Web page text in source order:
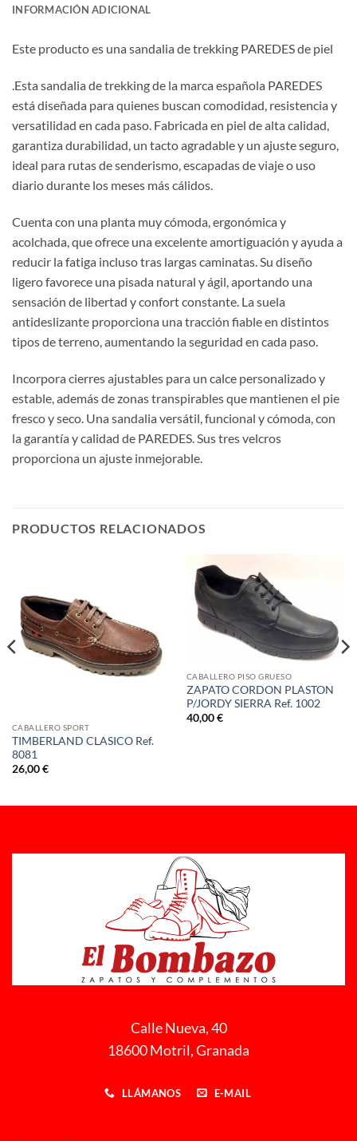
INFORMACIÓN ADICIONAL
Este producto es una sandalia de trekking PAREDES de piel
.Esta sandalia de trekking de la marca española PAREDES
está diseñada para quienes buscan comodidad, resistencia y
versatilidad en cada paso. Fabricada en piel de alta calidad,
garantiza durabilidad, un tacto agradable y un ajuste seguro,
ideal para rutas de senderismo, escapadas de viaje o uso
diario durante los meses más cálidos.
Cuenta con una planta muy cómoda, ergonómica y
acolchada, que ofrece una excelente amortiguación y ayuda a
reducir la fatiga incluso tras largas caminatas. Su diseño
ligero favorece una pisada natural y ágil, aportando una
sensación de libertad y confort constante. La suela
antideslizante proporciona una tracción fiable en distintos
tipos de terreno, aumentando la seguridad en cada paso.
Incorpora cierres ajustables para un calce personalizado y
estable, además de zonas transpirables que mantienen el pie
fresco y seco. Una sandalia versátil, funcional y cómoda, con
la garantía y calidad de PAREDES. Sus tres velcros
proporciona un ajuste inmejorable.
PRODUCTOS RELACIONADOS
CABALLERO SPORT
TIMBERLAND CLASICO Ref.
8081
26,00€
CABALLERO PISO GRUESO
ZAPATO CORDON PLASTON
P/JORDY SIERRA Ref. 1002
40,00€
Calle Nueva, 40
18600 Motril, Granada
LLÁMANOS E-MAIL